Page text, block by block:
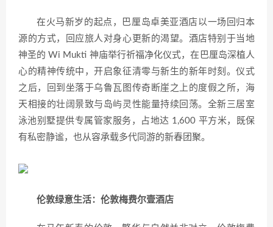
在火马新岁的起点，巴厘岛卓美亚酒店以一场回归本
源的方式，回应旅人对身心更新的渴望。酒店特别于当地
神圣的 Wi Mukti 神庙举行祈福净化仪式，在巴厘岛深植人
心的精神传统中，开启象征清零与新生的新年时刻。仪式
之后，回到坐落于乌鲁瓦图传奇断崖之上的度假之所，海
天相接的壮阔景致与岛屿灵性能量持续回荡。全新三居室
泳池别墅提供专属管家服务，占地达 1,600 平方米，既保
有私密静谧，也从容承载多代同游的新春团聚。
伦敦绿意生活：伦敦梅费尔壹酒店